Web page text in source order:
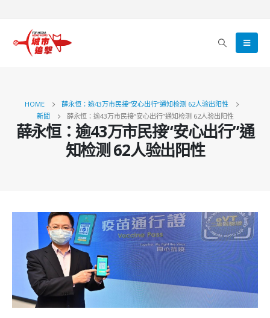
HOME
薛永恒：逾43万市民接“安心出行”通知检测 62人验出阳性
新聞
薛永恒：逾43万市民接“安心出行”通知检测 62人验出阳性
薛永恒：逾43万市民接“安心出行”通
知检测 62人验出阳性